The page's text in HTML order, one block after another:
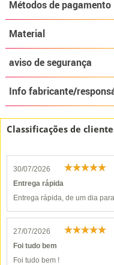
Métodos de pagamento
Material
aviso de segurança
Info fabricante/
Classificações de
30/07/2026
Entrega rápida
Entrega rápida, de um dia
27/07/2026
Foi tudo bem
Foi tudo bem !